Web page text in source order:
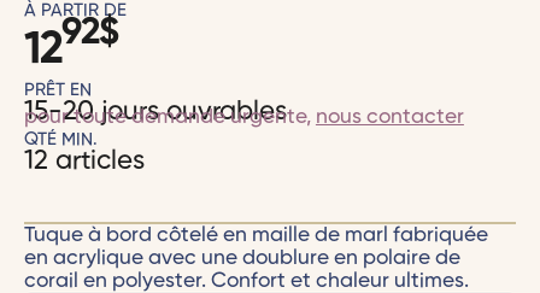
À PARTIR DE
1292$
PRÊT EN
15-20 jours ouvrables
pour toute demande urgente, nous contacter
QTÉ MIN.
12 articles
Tuque à bord côtelé en maille de marl fabriquée
en acrylique avec une doublure en polaire de
corail en polyester. Confort et chaleur ultimes.